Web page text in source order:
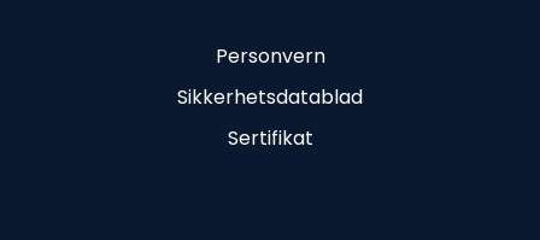
Personvern
Sikkerhetsdatablad
Sertifikat